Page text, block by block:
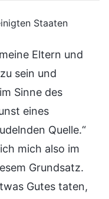
Staaten
Eltern und
sein und
Sinne des
eines
Quelle.“
mich also im
Grundsatz.
Gutes taten,